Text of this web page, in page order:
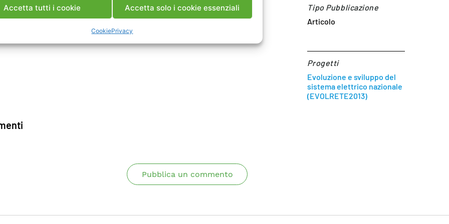
Accetta tutti i cookie Accetta solo i cookie essenziali
CookiePrivacy
Tipo Pubblicazione
Articolo
Progetti
Evoluzione e sviluppo del
sistema elettrico nazionale
(EVOLRETE2013)
Pubblica un commento